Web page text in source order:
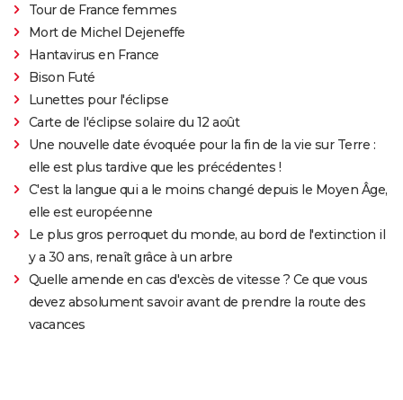
Tour de France femmes
Mort de Michel Dejeneffe
Hantavirus en France
Bison Futé
Lunettes pour l'éclipse
Carte de l'éclipse solaire du 12 août
Une nouvelle date évoquée pour la fin de la vie sur Terre :
elle est plus tardive que les précédentes !
C'est la langue qui a le moins changé depuis le Moyen Âge,
elle est européenne
Le plus gros perroquet du monde, au bord de l'extinction il
y a 30 ans, renaît grâce à un arbre
Quelle amende en cas d'excès de vitesse ? Ce que vous
devez absolument savoir avant de prendre la route des
vacances